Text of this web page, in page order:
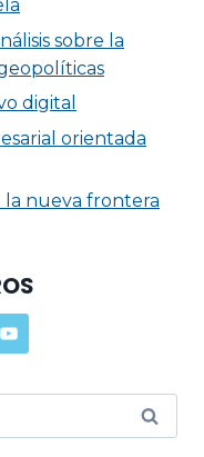
sobre la
digital
orientada
nueva frontera